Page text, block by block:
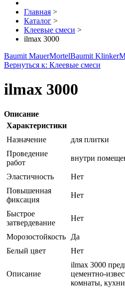
Главная >
Каталог >
Клеевые смеси >
ilmax 3000
Baumit MauerMortelBaumit
Вернуться к: Клеевые смеси
ilmax 3000
Описание
Характеристики
Назначение
для плитки
Проведение
работ
внутри
Эластичность
Нет
Повышенная
фиксация
Нет
Быстрое
затвердевание
Нет
Морозостойкость
Да
Белый цвет
Нет
Описание
ilmax 3000
цементно-
комнаты,